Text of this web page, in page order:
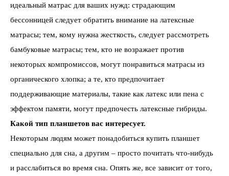
идеальный матрас для ваших нужд: страдающим
бессонницей следует обратить внимание на латексные
матрасы; тем, кому нужна жесткость, следует рассмотреть
бамбуковые матрасы; тем, кто не возражает против
некоторых компромиссов, могут понравиться матрасы из
органического хлопка; а те, кто предпочитает
поддерживающие материалы, такие как латекс или пена с
эффектом памяти, могут предпочесть латексные гибриды.
Какой тип планшетов вас интересует.
Некоторым людям может понадобиться купить планшет
специально для сна, а другим – просто почитать что-нибудь
и расслабиться во время сна. Опять же, все зависит от того,